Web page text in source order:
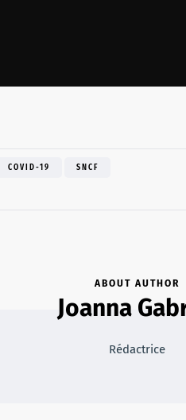
COVID-19 SNCF
ABOUT AUTHOR
Joanna
Rédactrice